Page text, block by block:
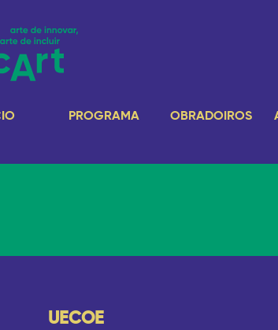
PROGRAMA OBRADOIROS
UECOE